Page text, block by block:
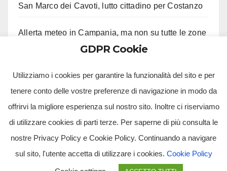
San Marco dei Cavoti, lutto cittadino per Costanzo
Allerta meteo in Campania, ma non su tutte le zone
Tv Multimidia Srl - Via Giulio Natta, SNC, 80126, Napoli (NA).
GDPR Cookie
Utilizziamo i cookies per garantire la funzionalità del sito e per
tenere conto delle vostre preferenze di navigazione in modo da
offrirvi la migliore esperienza sul nostro sito. Inoltre ci riserviamo
di utilizzare cookies di parti terze. Per saperne di più consulta le
nostre Privacy Policy e Cookie Policy. Continuando a navigare
sul sito, l'utente accetta di utilizzare i cookies. Cookie Policy